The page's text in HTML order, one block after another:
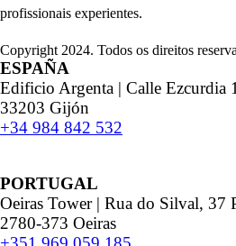
profissionais experientes.
Copyright 2024. Todos os direitos
ESPAÑA
Edificio Argenta | Calle Ezcurdia
33203 Gijón
+34 984 842 532
PORTUGAL
Oeiras Tower | Rua do Silval, 37
2780-373 Oeiras